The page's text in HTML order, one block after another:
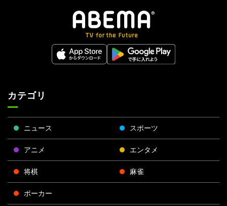
カテゴリ
ニュース スポーツ
アニメ エンタメ
将棋 麻雀
ポーカー